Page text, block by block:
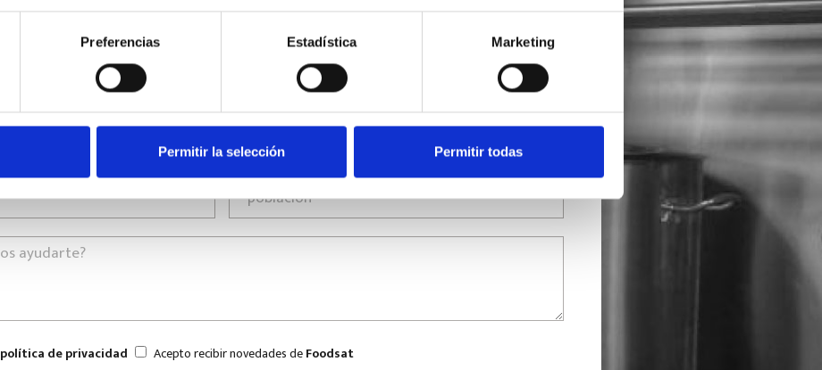
Preferencias Estadística Marketing
Permitir la selección Permitir todas
SOLICITA INFORMACIÓN
política de privacidad Acepto recibir novedades deFoodsat